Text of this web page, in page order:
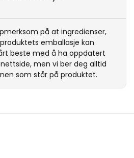
på at ingredienser,
emballasje kan
beste med å ha oppdatert
men vi ber deg alltid
som står på produktet.